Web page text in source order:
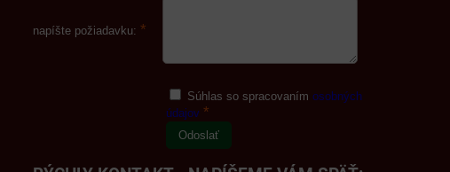
napíšte požiadavku: *
Súhlas so spracovanímosobných
údajov *
Odoslať